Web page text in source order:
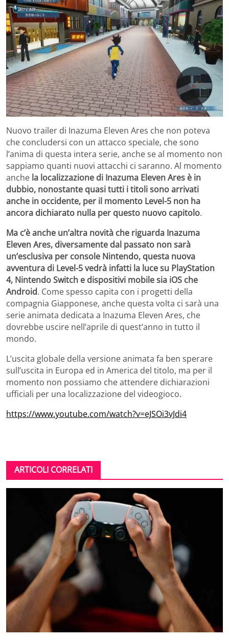
Nuovo trailer di Inazuma Eleven Ares che non poteva
che concludersi con un attacco speciale, che sono
l’anima di questa intera serie, anche se al momento non
sappiamo quanti nuovi attacchi ci saranno. Al momento
anche la localizzazione di Inazuma Eleven Ares è in
dubbio, nonostante quasi tutti i titoli sono arrivati
anche in occidente, per il momento Level-5 non ha
ancora dichiarato nulla per questo nuovo capitolo.
Ma c’è anche un’altra novità che riguarda Inazuma
Eleven Ares, diversamente dal passato non sarà
un’esclusiva per console Nintendo, questa nuova
avventura di Level-5 vedrà infatti la luce su PlayStation
4, Nintendo Switch e dispositivi mobile sia iOS che
Android. Come spesso capita con i progetti della
compagnia Giapponese, anche questa volta ci sarà una
serie animata dedicata a Inazuma Eleven Ares, che
dovrebbe uscire nell’aprile di quest’anno in tutto il
mondo.
L’uscita globale della versione animata fa ben sperare
sull’uscita in Europa ed in America del titolo, ma per il
momento non possiamo che attendere dichiarazioni
ufficiali per una localizzazione del videogioco.
https://www.youtube.com/watch?v=eJSOi3vJdi4
ARTICOLI CORRELATI